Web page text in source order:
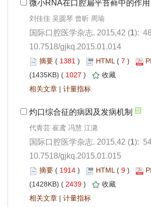
):
10.7518/gjkq.2015.01.014
1381 ) 7 )
1027 )
|
):
10.7518/gjkq.2015.01.015
1914 ) 9 )
2439 )
|